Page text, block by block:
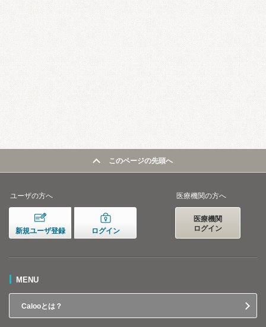
このページの先頭へ
ユーザの方へ
新規ユーザ登録 ログイン
医療機関の方へ
医療機関
ログイン
MENU
Calooとは？